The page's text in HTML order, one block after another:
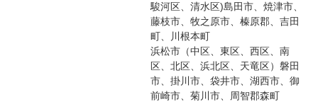
駿河区、清水区)島田市、焼津市、
藤枝市、牧之原市、榛原郡、吉田
町、川根本町
浜松市（中区、東区、西区、南
区、北区、浜北区、天竜区）磐田
市、掛川市、袋井市、湖西市、御
前崎市、菊川市、周智郡森町